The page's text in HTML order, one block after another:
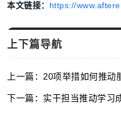
本文链接： https://
上下篇导航
上一篇：20项举措如何推动
下一篇：实干担当推动学习